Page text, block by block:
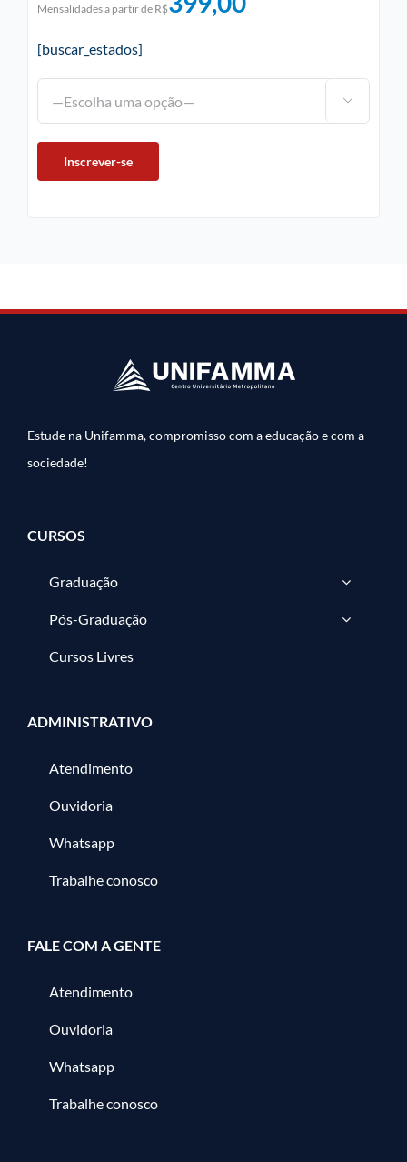
Mensalidades a partir de R$
[buscar_estados]

Estude na Unifamma, compromisso com a educação e com a
sociedade!
CURSOS
Graduação
Pós-Graduação
Cursos Livres
ADMINISTRATIVO
Atendimento
Ouvidoria
Whatsapp
Trabalhe conosco
FALE COM A GENTE
Atendimento
Ouvidoria
Whatsapp
Trabalhe conosco